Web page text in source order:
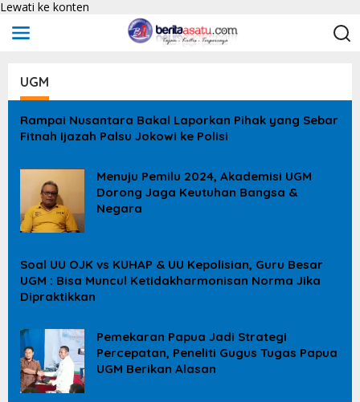
Lewati ke konten
UGM
Rampai Nusantara Bakal Laporkan Pihak yang Sebar
Fitnah Ijazah Palsu Jokowi ke Polisi
Menuju Pemilu 2024, Akademisi UGM
Dorong Jaga Keutuhan Bangsa &
Negara
Soal UU OJK vs KUHAP & UU Kepolisian, Guru Besar
UGM : Bisa Muncul Ketidakharmonisan Norma Jika
Dipraktikkan
Pemekaran Papua Jadi Strategi
Percepatan, Peneliti Gugus Tugas Papua
UGM Berikan Alasan